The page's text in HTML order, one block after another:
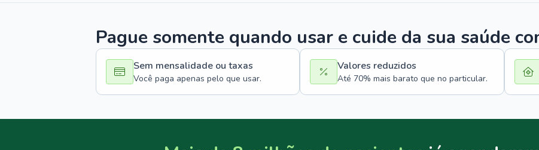
Pague somente quando usar e cuide da sua saúde
Sem mensalidade ou taxas
Você paga apenas pelo que usar.
Valores reduzidos
Até 70% mais barato que no particular.